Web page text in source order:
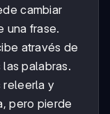
cambiar
una frase.
através de
palabras.
releerla y
pero pierde